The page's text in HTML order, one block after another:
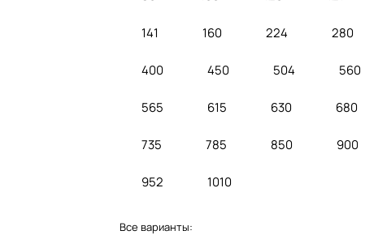
141 160 224 280
400 450 504 560
565 615 630 680
735 785 850 900
952 1010
Все варианты: